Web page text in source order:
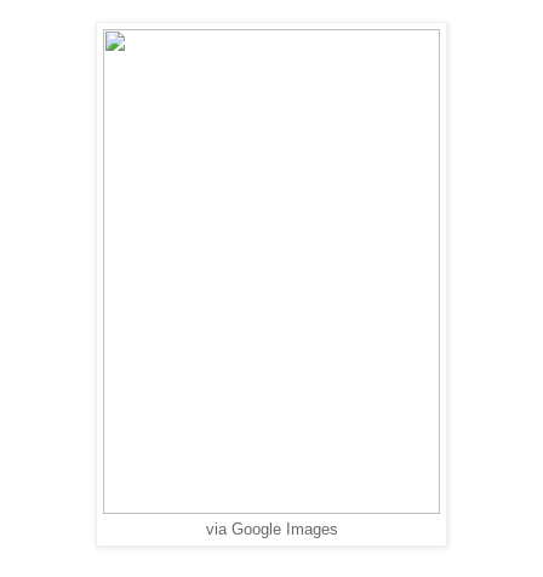
via Google Images